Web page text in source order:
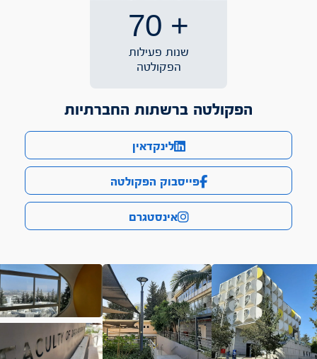
70 +
שנות פעילות
הפקולטה
הפקולטה ברשתות החברתיות
אינסטגרם
פייסבוק הפקולטה
לינקדאין